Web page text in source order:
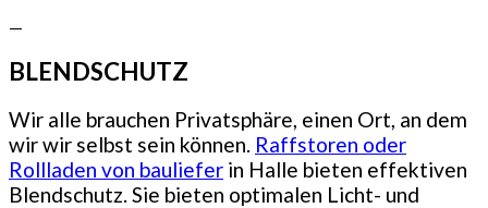
—
BLENDSCHUTZ
Wir alle brauchen Privatsphäre, einen Ort, an dem
wir wir selbst sein können. Raffstoren oder
Rollladen von bauliefer in Halle bieten effektiven
Blendschutz. Sie bieten optimalen Licht- und